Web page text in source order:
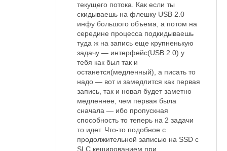
текущего потока. Как если ты
скидываешь на флешку USB 2.0
инфу большого объема, а потом на
середине процесса подкидываешь
туда ж на запись еще крупненькую
задачу — интерфейс(USB 2.0) у
тебя как был так и
останется(медленный), а писать то
надо — вот и замедлится как первая
запись, так и новая будет заметно
медленнее, чем первая была
сначала — ибо пропускная
способность то теперь на 2 задачи
то идет. Что-то подобное с
продолжительной записью на SSD с
SLC кешированием при